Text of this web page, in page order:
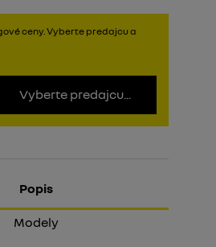
ceny. Vyberte predajcu a
Vyberte predajcu...
Popis
Modely